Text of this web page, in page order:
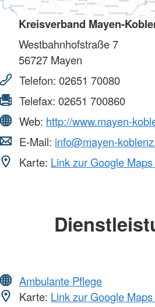
Kreisverband Mayen-
Westbahnhofstraße 7
56727 Mayen
Telefon: 02651 70080
Telefax: 02651 700860
Web: http://www.mayen-
E-Mail: info@mayen-
Karte: Link zur Google
Ambulante Pflege
Karte: Link zur Google